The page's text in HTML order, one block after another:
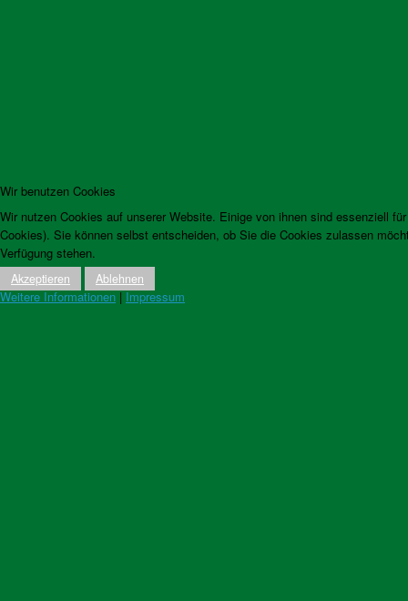
Wir benutzen Cookies
Wir nutzen Cookies auf unserer Website. Einige von ihnen sind essenziell
Cookies). Sie können selbst entscheiden, ob Sie die Cookies zulassen
Verfügung stehen.
Akzeptieren Ablehnen
Weitere Informationen|Impressum